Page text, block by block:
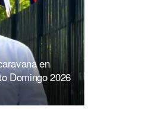
en
Domingo 2026